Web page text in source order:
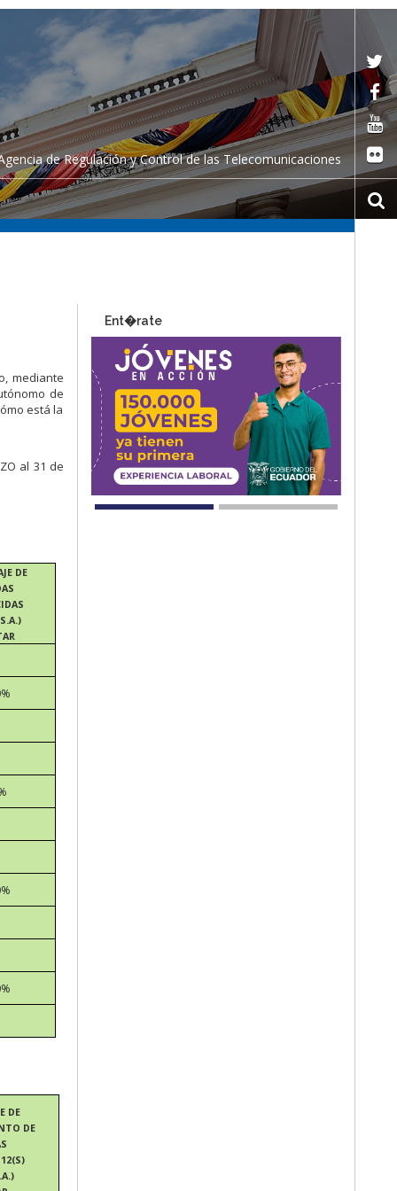
de Regulación y Control de las Telecomunicaciones
mediante
de
está la
al 31 de
DE
DE
DE
Ent�rate